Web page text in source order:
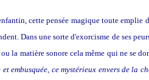
cette pensée magique toute emplie
Dans une sorte d'exorcisme de ses
la matière sonore cela même qui ne se
et embusquée, ce mystérieux envers de la